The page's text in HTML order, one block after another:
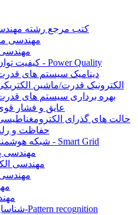
کتب مرجع رشته
مهندسی
کیفیت توان - Power Quality
دینامیک سیستم های
الکترونیک قدرت/ماشین
بهره برداری سیستم های
عایق و فشار
حالت های گذرای
حفاظت و
شبکه هوشمند - Smart Grid
مهندسی
مهندسی
شناسایی الگو-Pattern recognition